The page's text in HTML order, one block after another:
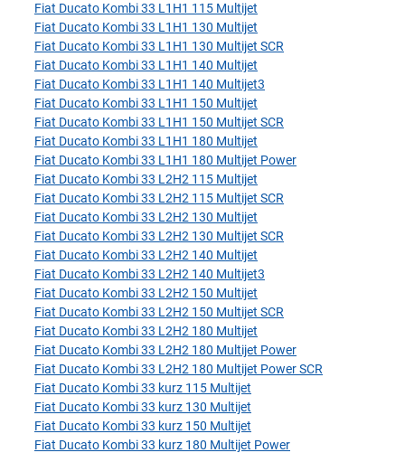
Fiat Ducato Kombi 33 L1H1 115 Multijet
Fiat Ducato Kombi 33 L1H1 130 Multijet
Fiat Ducato Kombi 33 L1H1 130 Multijet SCR
Fiat Ducato Kombi 33 L1H1 140 Multijet
Fiat Ducato Kombi 33 L1H1 140 Multijet3
Fiat Ducato Kombi 33 L1H1 150 Multijet
Fiat Ducato Kombi 33 L1H1 150 Multijet SCR
Fiat Ducato Kombi 33 L1H1 180 Multijet
Fiat Ducato Kombi 33 L1H1 180 Multijet Power
Fiat Ducato Kombi 33 L2H2 115 Multijet
Fiat Ducato Kombi 33 L2H2 115 Multijet SCR
Fiat Ducato Kombi 33 L2H2 130 Multijet
Fiat Ducato Kombi 33 L2H2 130 Multijet SCR
Fiat Ducato Kombi 33 L2H2 140 Multijet
Fiat Ducato Kombi 33 L2H2 140 Multijet3
Fiat Ducato Kombi 33 L2H2 150 Multijet
Fiat Ducato Kombi 33 L2H2 150 Multijet SCR
Fiat Ducato Kombi 33 L2H2 180 Multijet
Fiat Ducato Kombi 33 L2H2 180 Multijet Power
Fiat Ducato Kombi 33 L2H2 180 Multijet Power SCR
Fiat Ducato Kombi 33 kurz 115 Multijet
Fiat Ducato Kombi 33 kurz 130 Multijet
Fiat Ducato Kombi 33 kurz 150 Multijet
Fiat Ducato Kombi 33 kurz 180 Multijet Power